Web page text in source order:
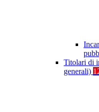
Titolari di
generali)